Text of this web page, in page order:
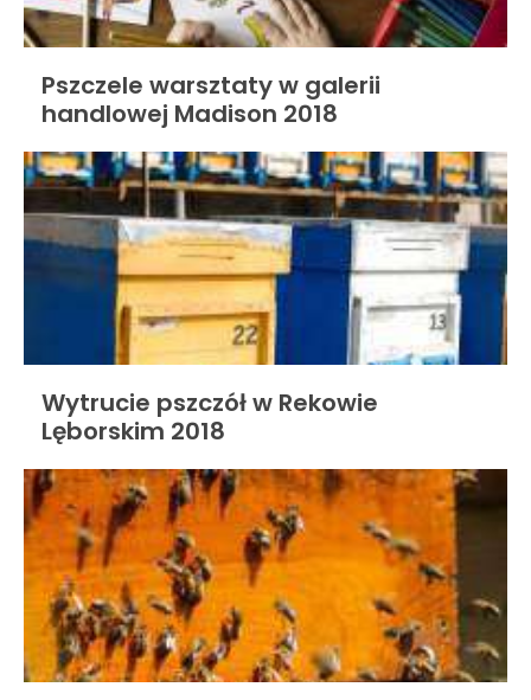
Pszczele warsztaty w galerii
handlowej Madison 2018
Wytrucie pszczół w Rekowie
Lęborskim 2018